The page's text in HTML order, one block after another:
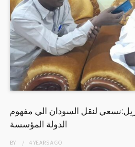
لنقل السودان الي مفهوم
الدولة المؤسسة
BY 4 YEARSAGO